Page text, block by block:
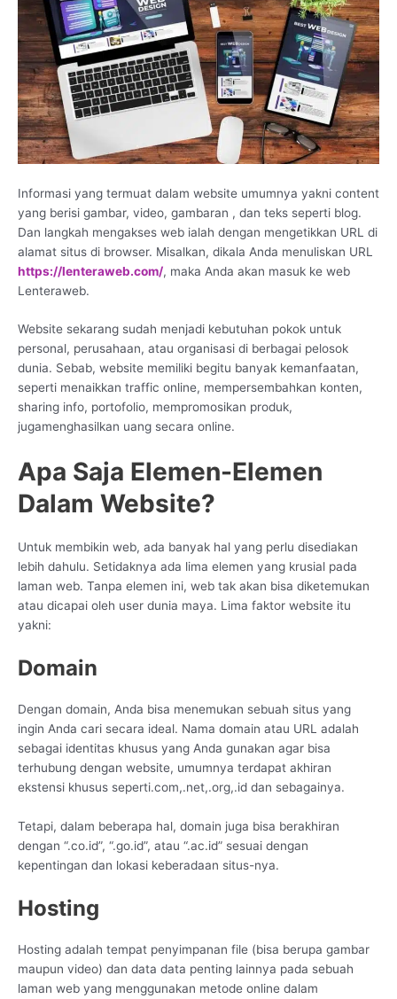
Informasi yang termuat dalam website umumnya yakni content
yang berisi gambar, video, gambaran , dan teks seperti blog.
Dan langkah mengakses web ialah dengan mengetikkan URL di
alamat situs di browser. Misalkan, dikala Anda menuliskan URL
https://lenteraweb.com/, maka Anda akan masuk ke web
Lenteraweb.
Website sekarang sudah menjadi kebutuhan pokok untuk
personal, perusahaan, atau organisasi di berbagai pelosok
dunia. Sebab, website memiliki begitu banyak kemanfaatan,
seperti menaikkan traffic online, mempersembahkan konten,
sharing info, portofolio, mempromosikan produk,
jugamenghasilkan uang secara online.
Apa Saja Elemen-Elemen
Dalam Website?
Untuk membikin web, ada banyak hal yang perlu disediakan
lebih dahulu. Setidaknya ada lima elemen yang krusial pada
laman web. Tanpa elemen ini, web tak akan bisa diketemukan
atau dicapai oleh user dunia maya. Lima faktor website itu
yakni:
Domain
Dengan domain, Anda bisa menemukan sebuah situs yang
ingin Anda cari secara ideal. Nama domain atau URL adalah
sebagai identitas khusus yang Anda gunakan agar bisa
terhubung dengan website, umumnya terdapat akhiran
ekstensi khusus seperti.com,.net,.org,.id dan sebagainya.
Tetapi, dalam beberapa hal, domain juga bisa berakhiran
dengan “.co.id”, “.go.id”, atau “.ac.id” sesuai dengan
kepentingan dan lokasi keberadaan situs-nya.
Hosting
Hosting adalah tempat penyimpanan file (bisa berupa gambar
maupun video) dan data data penting lainnya pada sebuah
laman web yang menggunakan metode online dalam